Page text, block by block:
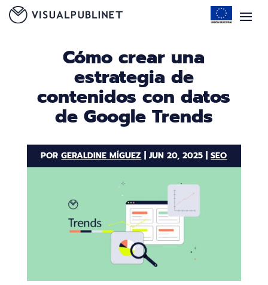
Cómo crear una
estrategia de
contenidos con datos
de Google Trends
PORGERALDINE MÍGUEZ |JUN 20, 2025 |SEO